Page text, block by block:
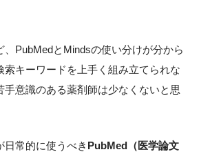
、PubMedとMindsの使い分けが分から
索キーワードを上手く組み立てられな
意識のある薬剤師は少なくないと思
常的に使うべき PubMed（医学論文